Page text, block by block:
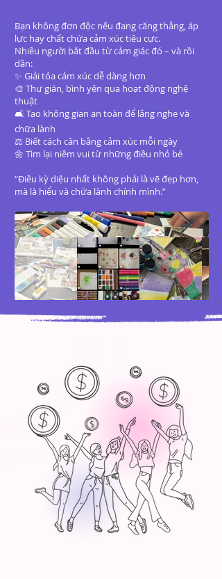
Bạn không đơn độc nếu đang căng thẳng, áp
lực hay chất chứa cảm xúc tiêu cực.
Nhiều người bắt đầu từ cảm giác đó – và rồi
dần:
✨ Giải tỏa cảm xúc dễ dàng hơn
🎨 Thư giãn, bình yên qua hoạt động nghệ
thuật
🛋️ Tạo không gian an toàn để lắng nghe và
chữa lành
⚖️ Biết cách cân bằng cảm xúc mỗi ngày
🌼 Tìm lại niềm vui từ những điều nhỏ bé
“Điều kỳ diệu nhất không phải là vẽ đẹp hơn,
mà là hiểu và chữa lành chính mình.”